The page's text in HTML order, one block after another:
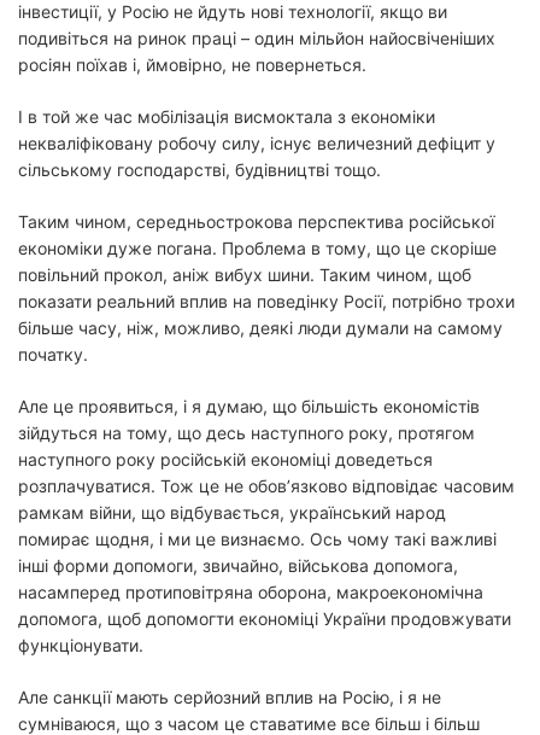
інвестиції, у Росію не йдуть нові технології, якщо ви
подивіться на ринок праці – один мільйон найосвіченіших
росіян поїхав і, ймовірно, не повернеться.
І в той же час мобілізація висмоктала з економіки
некваліфіковану робочу силу, існує величезний дефіцит у
сільському господарстві, будівництві тощо.
Таким чином, середньострокова перспектива російської
економіки дуже погана. Проблема в тому, що це скоріше
повільний прокол, аніж вибух шини. Таким чином, щоб
показати реальний вплив на поведінку Росії, потрібно трохи
більше часу, ніж, можливо, деякі люди думали на самому
початку.
Але це проявиться, і я думаю, що більшість економістів
зійдуться на тому, що десь наступного року, протягом
наступного року російській економіці доведеться
розплачуватися. Тож це не обов’язково відповідає часовим
рамкам війни, що відбувається, український народ
помирає щодня, і ми це визнаємо. Ось чому такі важливі
інші форми допомоги, звичайно, військова допомога,
насамперед протиповітряна оборона, макроекономічна
допомога, щоб допомогти економіці України продовжувати
функціонувати.
Але санкції мають серйозний вплив на Росію, і я не
сумніваюся, що з часом це ставатиме все більш і більш